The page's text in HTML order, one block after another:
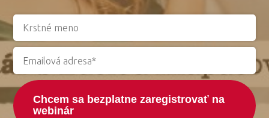
Chcem sa bezplatne zaregistrovať na
webinár